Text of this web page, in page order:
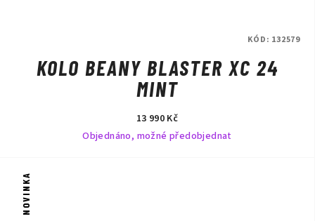
KOLO BEANY BLASTER XC 24
MINT
13 990 Kč
Objednáno, možné předobjednat
KÓD: 132579
NOVINKA